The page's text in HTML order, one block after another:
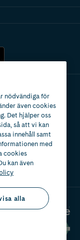
nödvändiga för
även cookies
Det hjälper oss
så att vi kan
innehåll samt
med
cookies
kan även
alla